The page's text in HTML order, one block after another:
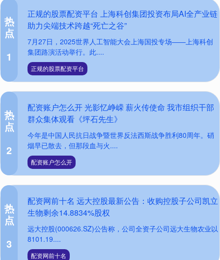
热
点
1
正规的股票配资平台 上海科创集团投资布局AI全产业链
助力尖端技术跨越“死亡之谷”
7月27日，2025世界人工智能大会上海国投专场——上海科创
集团路演活动举行。此....
正规的股票配资平台
热
点
2
配资账户怎么开 光影忆峥嵘 薪火传使命 我市组织干部
群众集体观看《坪石先生》
今年是中国人民抗日战争暨世界反法西斯战争胜利80周年。硝
烟早已散去，但那段血与火....
配资账户怎么开
热
点
3
配资网前十名 远大控股最新公告：收购控股子公司凯立
生物剩余14.8834%股权
远大控股(000626.SZ)公告称，公司全资子公司远大生物农业以
8101.19....
配资网前十名